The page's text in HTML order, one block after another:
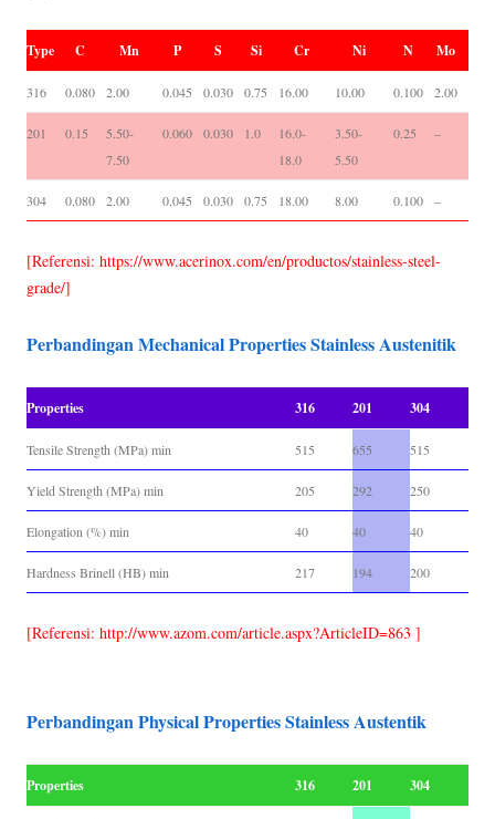
Type C Mn P S Si Cr Ni N Mo
316 0.080 2.00 0.045 0.030 0.75 16.00 10.00 0.100 2.00
201 0.15
5.50-
7.50
0.060 0.030 1.0
16.0-
18.0
3.50-
5.50
0.25 –
304 0.080 2.00 0.045 0.030 0.75 18.00 8.00 0.100 –
[Referensi: https://www.acerinox.com/en/productos/stainless-steel-
grade/]
Perbandingan Mechanical Properties Stainless Austenitik
Properties 316 201 304
Tensile Strength (MPa) min 515 655 515
Yield Strength (MPa) min 205 292 250
Elongation (%) min 40 40 40
Hardness Brinell (HB) min 217 194 200
[Referensi: http://www.azom.com/article.aspx?ArticleID=863 ]
Perbandingan Physical Properties Stainless Austentik
Properties 316 201 304